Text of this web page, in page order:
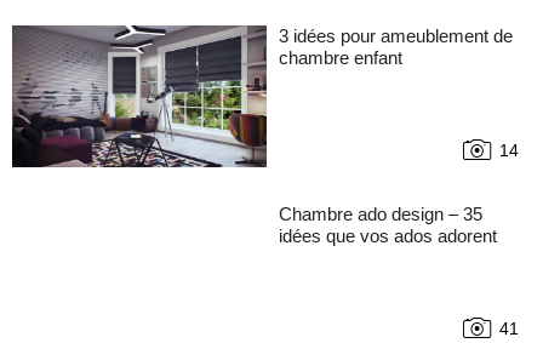
3 idées pour ameublement de
chambre enfant
14
Chambre ado design – 35
idées que vos ados adorent
41